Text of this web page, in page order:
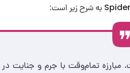
مبارزه تمام‌وقت با جرم و جنایت